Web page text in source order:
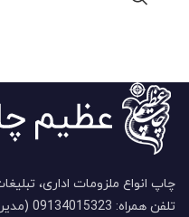
چاپ انواع ملزومات اداری،
تلفن همراه: 09134015323 (مدیریت)